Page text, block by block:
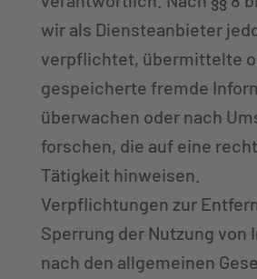
wir als Diensteanbieter
verpflichtet, übermittelte
gespeicherte fremde
überwachen oder nach
forschen, die auf eine
Tätigkeit hinweisen.
Verpflichtungen zur
Sperrung der Nutzung von
nach den allgemeinen